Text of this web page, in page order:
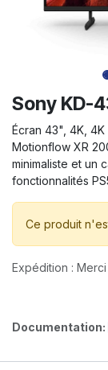
Sony KD-
Écran 43", 4K, 4K
Motionflow XR
minimaliste et un
fonctionnalités
Ce produit
Expédition :
Documentation: